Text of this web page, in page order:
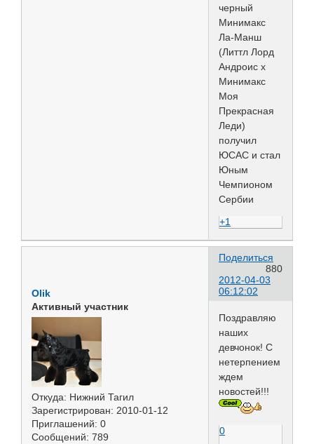
черный
Минимакс
Ла-Манш
(Литтл Лорд
Андроис х
Минимакс
Моя
Прекрасная
Леди)
получил
ЮСАС и стал
Юным
Чемпионом
Сербии
+1
Поделиться
880
2012-04-03
06:12:02
Olik
Активный участник
Откуда: Нижний Тагил
Зарегистрирован: 2010-01-12
Приглашений: 0
Сообщений: 789
Поздравляю
наших
девчонок! С
нетерпением
ждем
новостей!!!
0